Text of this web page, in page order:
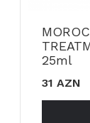
25ml
31 AZN